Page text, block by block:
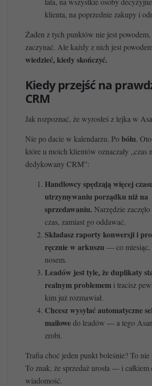
klienta, na poprzednie zakupy i
Żaden z tych punktów nie jest
zaczynać. Ale każdy z nich jest
wiedzieć, kiedy skończyć.
Kiedy przejść na
CRM
Jak rozpoznać, że wyrosłeś z lejka w
Nie po dacie w kalendarzu. Pobólu.
które u moich klientów oznaczały „czas
dedykowany CRM”:
Handlowcy spędzają więcej
utrzymywaniu porządku niż na
sprzedawaniu. Narzędzie
czas, zamiast go oddawać.
Składasz raporty konwersji i
ręcznie w arkuszu — co miesiąc,
nosem.
Leadów jest tyle, że duplikaty
realnym problemem i tracisz
kim już rozmawiał.
Chcesz wysyłać automatyczne
mailowedo leadów — a tego
zrobi.
Trafia choć jeden punkt boleśnie? To nie
To znak, że sprzedaż urosła — i całkiem
wiadomość.